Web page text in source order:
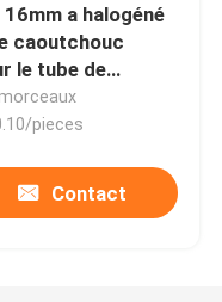
a halogéné
caoutchouc
le tube de
pieces
Contact
Toxique allumé de Vaginal Dilator Infusion Accessories Non irritant non